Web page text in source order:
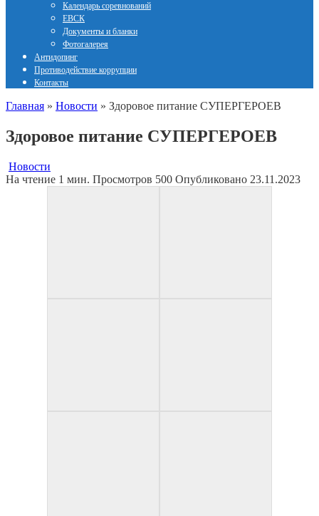
Календарь соревнований
ЕВСК
Документы и бланки
Фотогалерея
Антидопинг
Противодействие коррупции
Контакты
Главная » Новости » Здоровое питание СУПЕРГЕРОЕВ
Здоровое питание СУПЕРГЕРОЕВ
Новости
На чтение 1 мин. Просмотров 500 Опубликовано 23.11.2023